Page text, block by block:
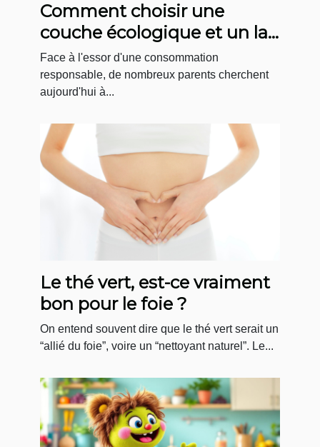
Comment choisir une
couche écologique et un lait
bio en circuit court ?
Face à l'essor d'une consommation
responsable, de nombreux parents cherchent
aujourd'hui à...
Le thé vert, est-ce vraiment
bon pour le foie ?
On entend souvent dire que le thé vert serait un
“allié du foie”, voire un “nettoyant naturel”. Le...